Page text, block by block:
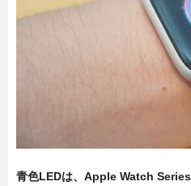
青色LEDは、Apple Watch